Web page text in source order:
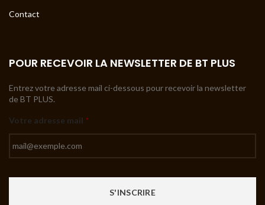
Contact
POUR RECEVOIR LA NEWSLETTER DE BT PLUS
Entrez votre adresse mail ci-dessous pour recevoir la newsletter
de BT PLUS.
Votre adresse mail *